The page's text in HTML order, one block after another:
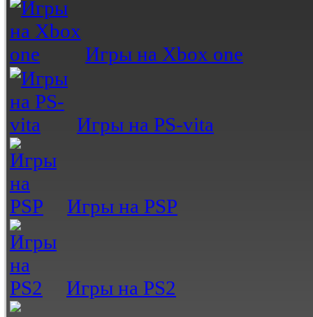
Игры на Xbox one
Игры на PS-vita
Игры на PSP
Игры на PS2